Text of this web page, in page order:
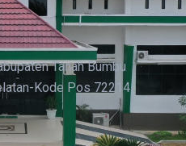
Tanah Bumbu
Kode Pos 72214